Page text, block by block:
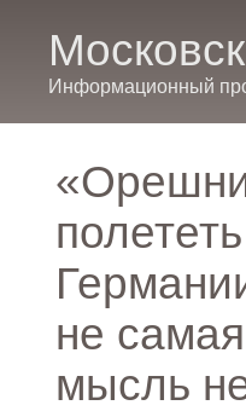
Информационный
не
мысль